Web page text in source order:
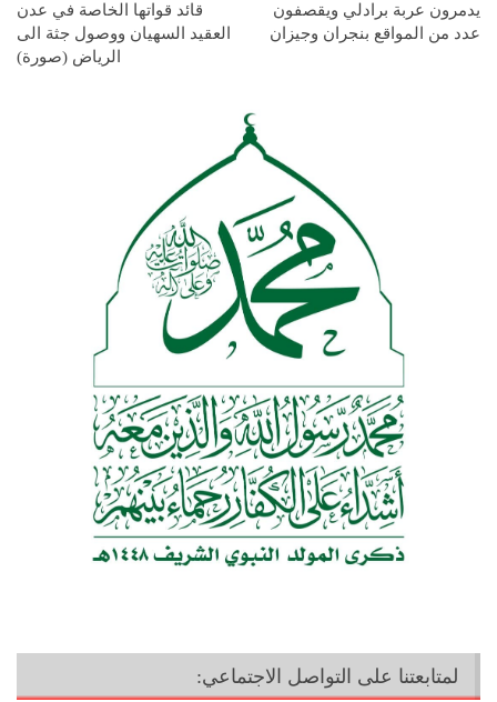
يدمرون عربة برادلي ويقصفون
عدد من المواقع بنجران وجيزان
قائد قواتها الخاصة في عدن
العقيد السهيان ووصول جثة الى
الرياض (صورة)
لمتابعتنا على التواصل الاجتماعي: